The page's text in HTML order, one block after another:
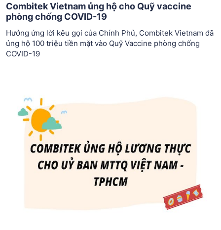
Combitek Vietnam ủng hộ cho Quỹ vaccine
phòng chống COVID-19
Hưởng ứng lời kêu gọi của Chính Phủ, Combitek Vietnam đã
ủng hộ 100 triệu tiền mặt vào Quỹ Vaccine phòng chống
COVID-19